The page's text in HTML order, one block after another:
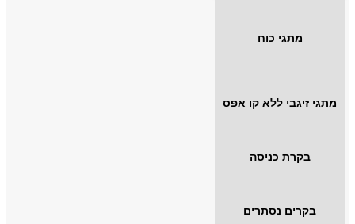
מתגי כוח
מתגי זיגבי ללא קו אפס
בקרת כניסה
בקרים נסתרים